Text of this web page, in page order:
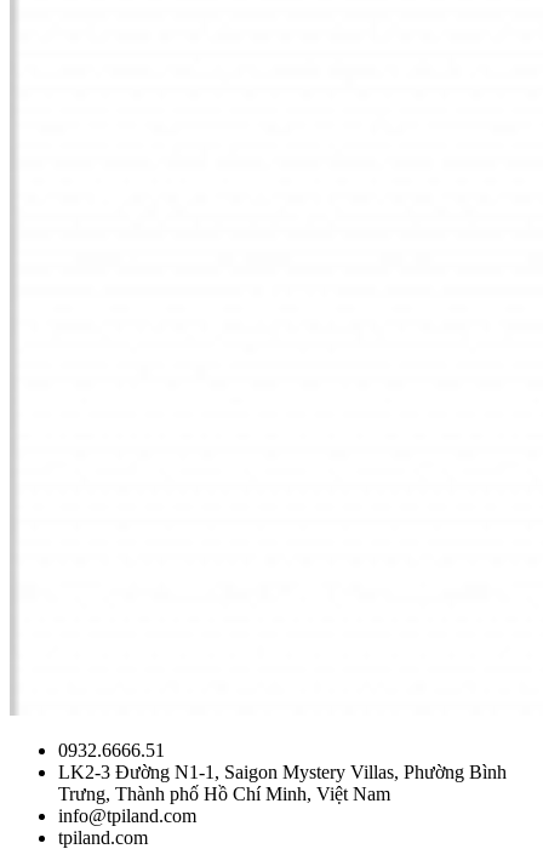
0932.6666.51
LK2-3 Đường N1-1, Saigon Mystery Villas, Phường Bình
Trưng, Thành phố Hồ Chí Minh, Việt Nam
info@tpiland.com
tpiland.com